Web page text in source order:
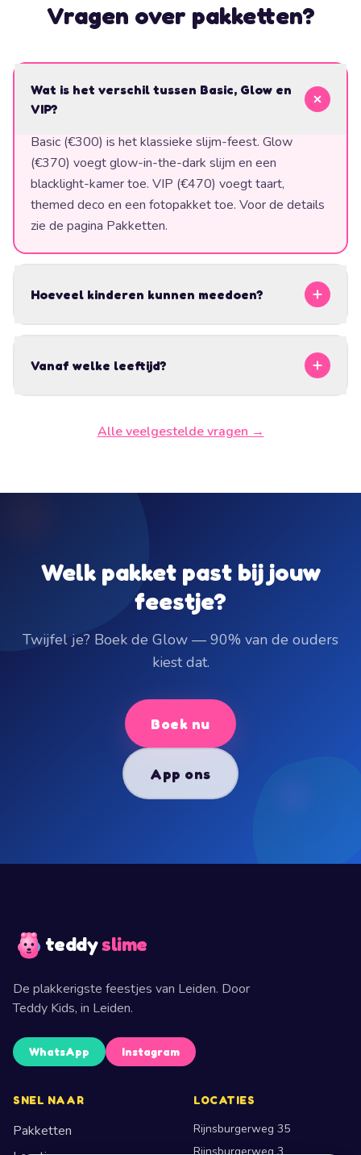
Vragen over pakketten?
Wat is het verschil tussen Basic, Glow en
VIP?
Basic (€300) is het klassieke slijm-feest. Glow
(€370) voegt glow-in-the-dark slijm en een
blacklight-kamer toe. VIP (€470) voegt taart,
themed deco en een fotopakket toe. Voor de details
zie de pagina Pakketten.
Hoeveel kinderen kunnen meedoen?
Vanaf welke leeftijd?
Alle veelgestelde vragen →
Welk pakket past bij jouw
feestje?
Twijfel je? Boek de Glow — 90% van de ouders
kiest dat.
Boek nu
App ons
teddyslime
De plakkerigste feestjes van Leiden. Door
Teddy Kids, in Leiden.
WhatsApp Instagram
SNEL NAAR
Pakketten
LOCATIES
Rijnsburgerweg 35
Rijnsburgerweg 3